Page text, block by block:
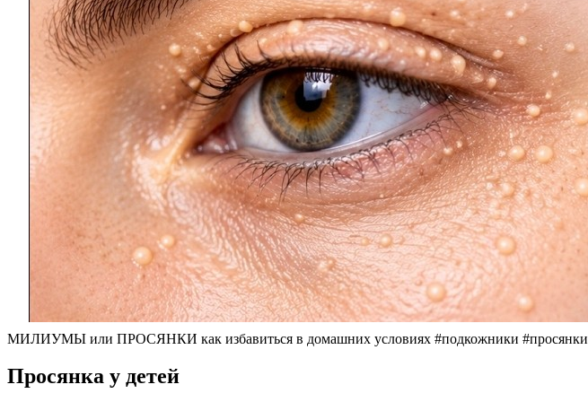
МИЛИУМЫ или ПРОСЯНКИ как избавиться в домашних условиях #подкожники #просянки
Просянка у детей